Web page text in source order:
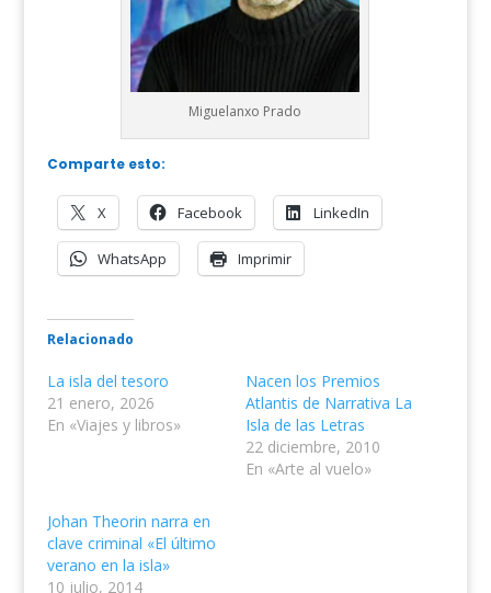
Miguelanxo Prado
Comparte esto:
X Facebook LinkedIn
WhatsApp Imprimir
Relacionado
La isla del tesoro
21 enero, 2026
En «Viajes y libros»
Nacen los Premios
Atlantis de Narrativa La
Isla de las Letras
22 diciembre, 2010
En «Arte al vuelo»
Johan Theorin narra en
clave criminal «El último
verano en la isla»
10 julio, 2014